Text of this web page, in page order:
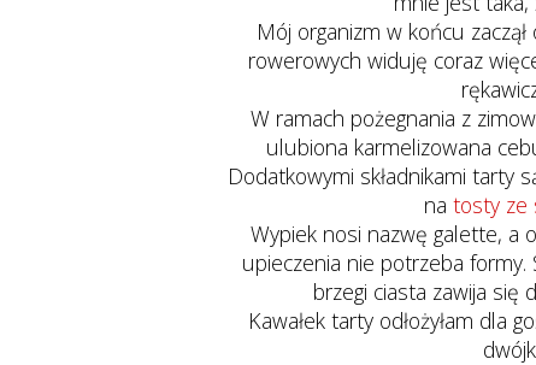
Mój organizm w końcu
rowerowych widuję coraz
W ramach pożegnania z
ulubiona karmelizowana
Dodatkowymi składnikami tarty
na tosty ze
Wypiek nosi nazwę galette, a
upieczenia nie potrzeba formy.
brzegi ciasta zawija się
Kawałek tarty odłożyłam dla